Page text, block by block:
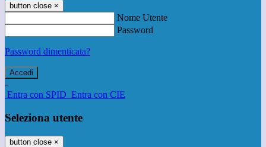
button close ×
Nome Utente
Password
Password dimenticata?
-
Entra con SPID Entra con CIE
Seleziona utente
button close ×